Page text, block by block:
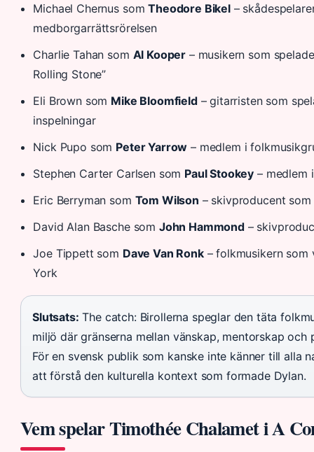
Michael Chernus somTheodore Bikel–
medborgarrättsrörelsen
Charlie Tahan som Al Kooper – musikern som
Rolling Stone”
Eli Brown som Mike Bloomfield– gitarristen som
inspelningar
Nick Pupo som Peter Yarrow – medlem i
Stephen Carter Carlsen som Paul Stookey – medlem
Eric Berryman som Tom Wilson – skivproducent
David Alan Basche som John Hammond–
Joe Tippett som Dave Van Ronk– folkmusikern som
York
Slutsats: The catch: Birollerna speglar den täta
miljö där gränserna mellan vänskap, mentorskap
För en svensk publik som kanske inte känner till alla
att förstå den kulturella kontext som formade Dylan.
Vem spelar Timothée Chalamet i A